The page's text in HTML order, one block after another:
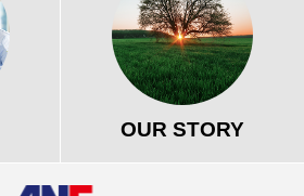
OUR STORY